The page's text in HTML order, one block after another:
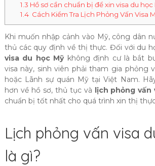
1.3 Hồ sơ cần chuẩn bị để xin visa du học
1.4Cách Kiểm Tra Lịch Phỏng Vấn Visa
Khi muốn nhập cảnh vào Mỹ, công dân
thủ các quy định về thị thực. Đối với du
visa du học Mỹkhông định cư là bắt
visa này, sinh viên phải tham gia phỏng
hoặc Lãnh sự quán Mỹ tại Việt Nam.
hơn về hồ sơ, thủ tục và lịch phỏng vấn
chuẩn bị tốt nhất cho quá trình xin thị
Lịch phỏng vấn visa
là gì?